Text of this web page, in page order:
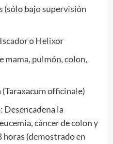
(sólo bajo supervisión
o Helixor
mama, pulmón, colon,
(Taraxacum officinale)
Desencadena la
cáncer de colon y
horas (demostrado en